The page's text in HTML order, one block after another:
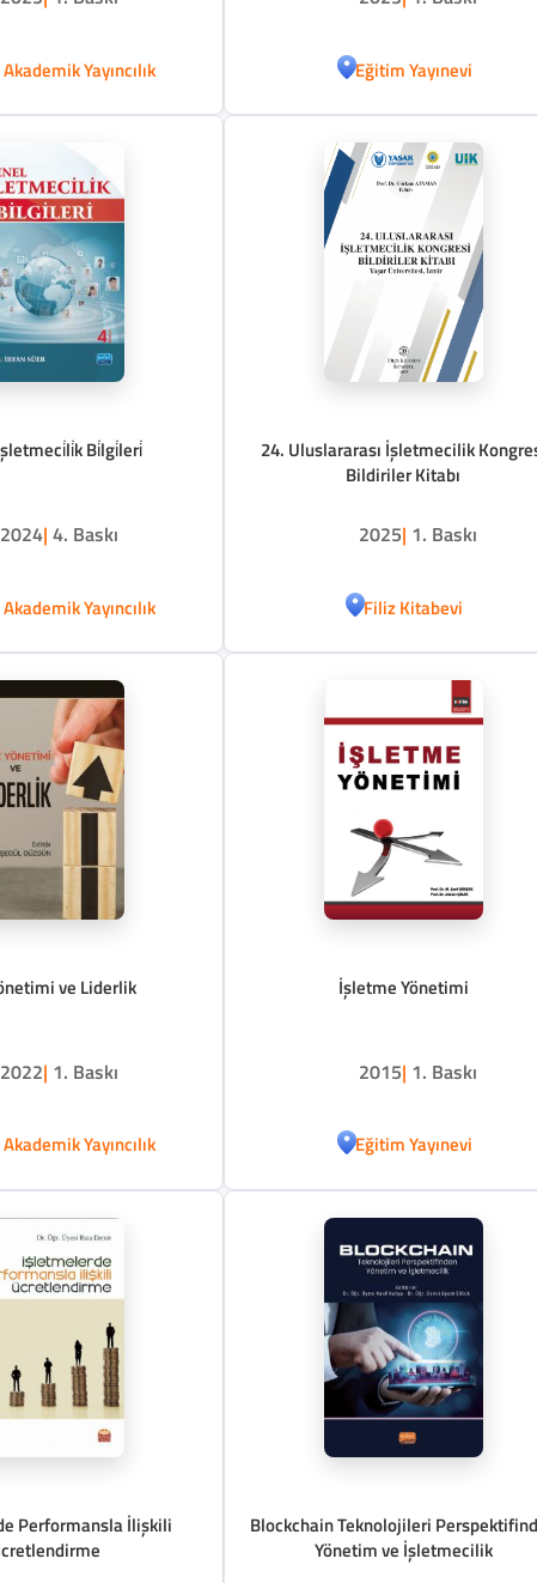
Yayıncılık Eğitim Yayınevi
Bi̇lgi̇leri̇
2024| 4. Baskı
Yayıncılık
24. Uluslararası İşletmecilik
Bildiriler Kitabı
2025| 1. Baskı
Filiz Kitabevi
ve Liderlik
2022| 1. Baskı
Yayıncılık
İşletme Yönetimi
2015| 1. Baskı
Eğitim Yayınevi
Performansla İlişkili
Blockchain Teknolojileri
Yönetim ve İşletmecilik